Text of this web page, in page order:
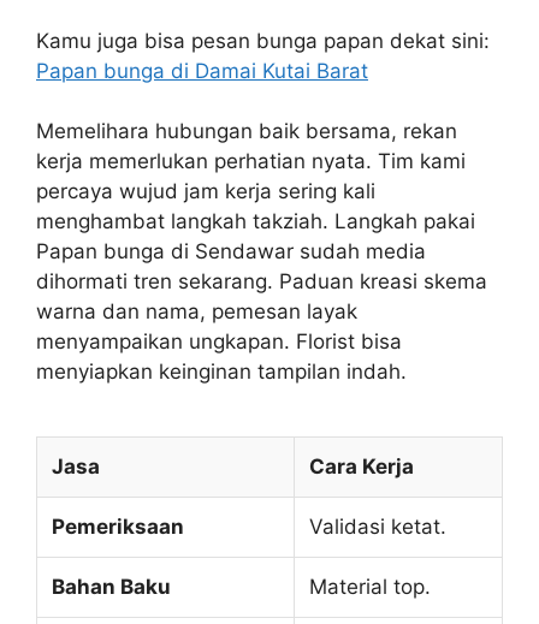
Kamu juga bisa pesan bunga papan dekat sini:
Papan bunga di Damai Kutai Barat
Memelihara hubungan baik bersama, rekan
kerja memerlukan perhatian nyata. Tim kami
percaya wujud jam kerja sering kali
menghambat langkah takziah. Langkah pakai
Papan bunga di Sendawar sudah media
dihormati tren sekarang. Paduan kreasi skema
warna dan nama, pemesan layak
menyampaikan ungkapan. Florist bisa
menyiapkan keinginan tampilan indah.
Jasa Cara Kerja
Pemeriksaan Validasi ketat.
Bahan Baku Material top.